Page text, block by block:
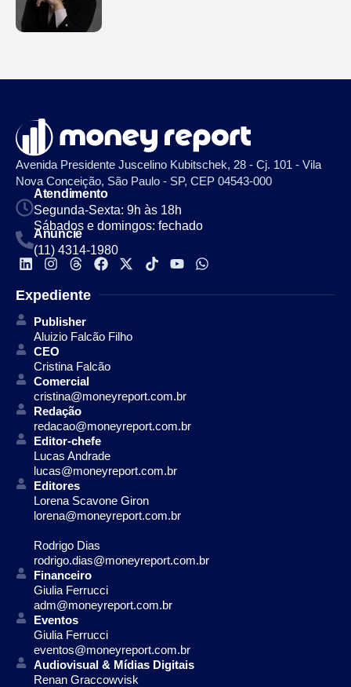
Avenida Presidente Juscelino Kubitschek, 28 - Cj. 101 - Vila
Nova Conceição, São Paulo - SP, CEP 04543-000
Atendimento
Segunda-Sexta: 9h às 18h
Sábados e domingos: fechado
Anuncie
(11) 4314-1980
Expediente
Publisher
Aluizio Falcão Filho
CEO
Cristina Falcão
Comercial
cristina@moneyreport.com.br
Redação
redacao@moneyreport.com.br
Editor-chefe
Lucas Andrade
lucas@moneyreport.com.br
Editores
Lorena Scavone Giron
lorena@moneyreport.com.br
Rodrigo Dias
rodrigo.dias@moneyreport.com.br
Financeiro
Giulia Ferrucci
adm@moneyreport.com.br
Eventos
Giulia Ferrucci
eventos@moneyreport.com.br
Audiovisual & Mídias Digitais
Renan Graccowvisk